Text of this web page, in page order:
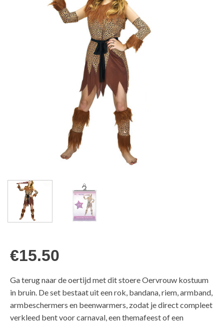
€15.50
Ga terug naar de oertijd met dit stoere Oervrouw kostuum
in bruin. De set bestaat uit een rok, bandana, riem, armband,
armbeschermers en beenwarmers, zodat je direct compleet
verkleed bent voor carnaval, een themafeest of een